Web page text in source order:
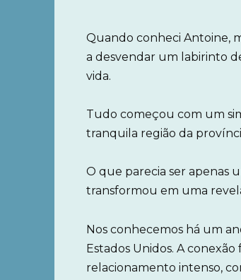
Quando conheci Antoine,
a desvendar um labirinto
vida.
Tudo começou com um
tranquila região da
O que parecia ser apenas
transformou em uma
Nos conhecemos há um
Estados Unidos. A
relacionamento intenso,